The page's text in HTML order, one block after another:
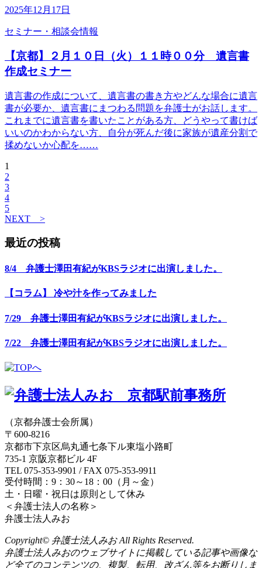
2025年12月17日
セミナー・相談会情報
【京都】２月１０日（火）１１時００分 遺言書
作成セミナー
遺言書の作成について、遺言書の書き方やどんな場合に遺言
書が必要か、遺言書にまつわる問題を弁護士がお話します。
これまでに遺言書を書いたことがある方、どうやって書けば
いいのかわからない方、自分が死んだ後に家族が遺産分割で
揉めないか心配を……
1
2
3
4
5
NEXT >
最近の投稿
8/4 弁護士澤田有紀がKBSラジオに出演しました。
【コラム】 冷や汁を作ってみました
7/29 弁護士澤田有紀がKBSラジオに出演しました。
7/22 弁護士澤田有紀がKBSラジオに出演しました。
（京都弁護士会所属）
〒600-8216
京都市下京区烏丸通七条下ル東塩小路町
735-1 京阪京都ビル 4F
TEL 075-353-9901 / FAX 075-353-9911
受付時間：9：30～18：00（月～金）
土・日曜・祝日は原則として休み
＜弁護士法人の名称＞
弁護士法人みお
Copyright© 弁護士法人みお All Rights Reserved.
弁護士法人みおのウェブサイトに掲載している記事や画像な
ど全てのコンテンツの、複製、転用、改ざん等をお断りしま